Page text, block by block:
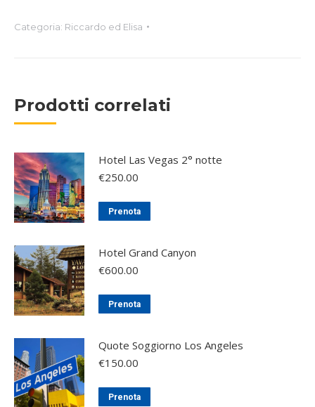
quantità
Categoria: Riccardo ed Elisa
Prodotti correlati
Hotel Las Vegas 2° notte
€250.00
Prenota
Hotel Grand Canyon
€600.00
Prenota
Quote Soggiorno Los Angeles
€150.00
Prenota